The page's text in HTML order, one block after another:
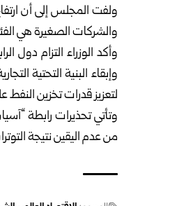
ولفت المجلس إلى أن
والشركات الصغيرة هي
وأكد الوزراء التزام
وإبقاء البنية التحتية
لتعزيز قدرات تخزين
من عدم اليقين نتيجة